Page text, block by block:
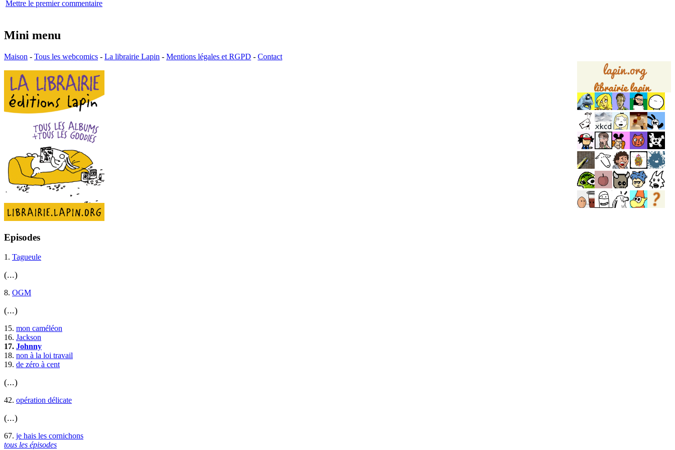
Mettre le premier commentaire
Mini menu
Maison - Tous les webcomics - La librairie Lapin - Mentions légales et RGPD - Contact
Episodes
1. Tagueule
(...)
8. OGM
(...)
15. mon caméléon
16. Jackson
17. Johnny
18. non à la loi travail
19. de zéro à cent
(...)
42. opération délicate
(...)
67. je hais les cornichons
tous les épisodes